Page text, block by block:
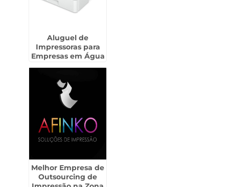
Aluguel de
Impressoras para
Empresas em Água
Melhor Empresa de
Outsourcing de